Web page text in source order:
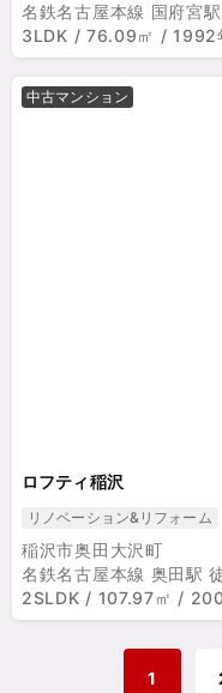
名鉄名古屋本線 国府宮
3LDK / 76.09㎡ / 1992
中古マンション
ロフティ稲沢
リノベーション&リフォーム
稲沢市奥田大沢町
名鉄名古屋本線 奥田駅
2SLDK / 107.97㎡ /
1